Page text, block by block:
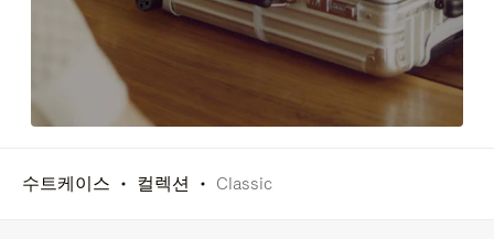
수트케이스 컬렉션 Classic